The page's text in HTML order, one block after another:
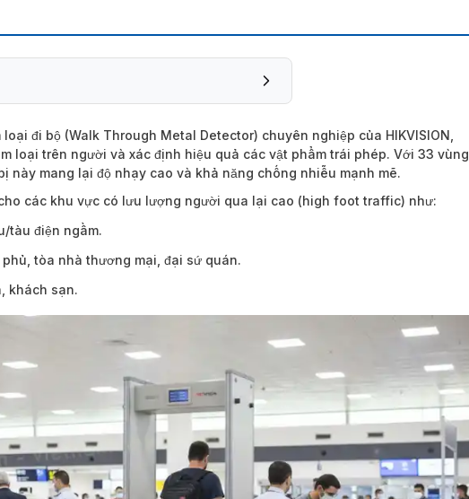
loại đi bộ (Walk Through Metal Detector) chuyên nghiệp của HIKVISION,
loại trên người và xác định hiệu quả các vật phẩm trái phép. Với 33 vùng
này mang lại độ nhạy cao và khả năng chống nhiễu mạnh mẽ.
các khu vực có lưu lượng người qua lại cao (high foot traffic) như:
tàu điện ngầm.
tòa nhà thương mại, đại sứ quán.
khách sạn.